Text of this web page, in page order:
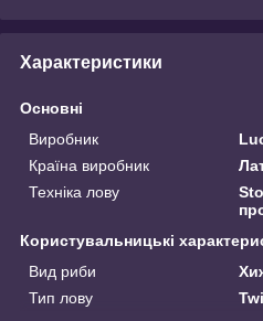
Характеристики
Основні
Виробник
Країна виробник
Техніка лову
Користувальницькі
Вид риби
Тип лову